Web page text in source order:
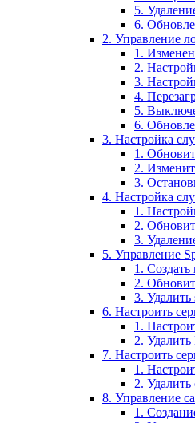
5.
6.
2. Управление
1.
2.
3.
4.
5.
6.
3. Настройка
1.
2.
3.
4. Настройка
1.
2.
3.
5. Управление
1. Создать
2.
3. Удалить
6. Настроить
1.
2.
7. Настроить
1.
2.
8. Управление
1.